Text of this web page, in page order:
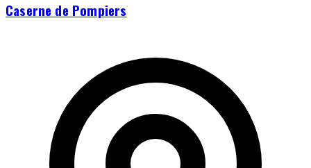
Caserne de Pompiers